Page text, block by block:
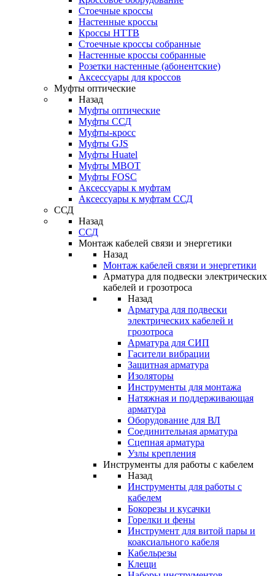
Стоечные кроссы
Настенные кроссы
Кроссы HTTB
Стоечные кроссы собранные
Настенные кроссы собранные
Розетки настенные (абонентские)
Аксессуары для кроссов
Муфты оптические
Назад
Муфты оптические
Муфты ССД
Муфты-кросс
Муфты GJS
Муфты Huatel
Муфты МВОТ
Муфты FOSC
Аксессуары к муфтам
Аксессуары к муфтам ССД
ССД
Назад
ССД
Монтаж кабелей связи и энергетики
Назад
Монтаж кабелей связи и энергетики
Арматура для подвески электрических
кабелей и грозотроса
Назад
Арматура для подвески
электрических кабелей и
грозотроса
Арматура для СИП
Гасители вибрации
Защитная арматура
Изоляторы
Инструменты для монтажа
Натяжная и поддерживающая
арматура
Оборудование для ВЛ
Соединительная арматура
Сцепная арматура
Узлы крепления
Инструменты для работы с кабелем
Назад
Инструменты для работы с
кабелем
Бокорезы и кусачки
Горелки и фены
Инструмент для витой пары и
коаксиального кабеля
Кабельрезы
Клещи